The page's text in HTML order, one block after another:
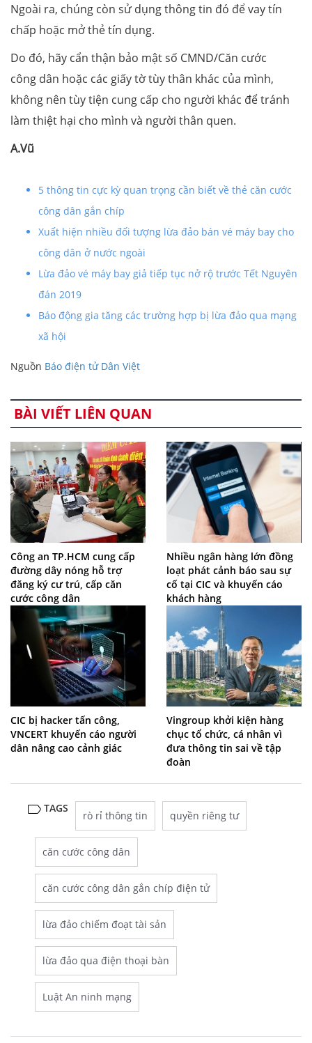
Ngoài ra, chúng còn sử dụng thông tin đó để vay tín
chấp hoặc mở thẻ tín dụng.
Do đó, hãy cẩn thận bảo mật số CMND/Căn cước
công dân hoặc các giấy tờ tùy thân khác của mình,
không nên tùy tiện cung cấp cho người khác để tránh
làm thiệt hại cho mình và người thân quen.
A.Vũ
5 thông tin cực kỳ quan trọng cần biết về thẻ căn cước
công dân gắn chíp
Xuất hiện nhiều đối tượng lừa đảo bán vé máy bay cho
công dân ở nước ngoài
Lừa đảo vé máy bay giả tiếp tục nở rộ trước Tết Nguyên
đán 2019
Báo động gia tăng các trường hợp bị lừa đảo qua mạng
xã hội
Nguồn Báo điện tử Dân Việt
BÀI VIẾT LIÊN QUAN
Công an TP.HCM cung cấp
đường dây nóng hỗ trợ
đăng ký cư trú, cấp căn
cước công dân
Nhiều ngân hàng lớn đồng
loạt phát cảnh báo sau sự
cố tại CIC và khuyến cáo
khách hàng
CIC bị hacker tấn công,
VNCERT khuyến cáo người
dân nâng cao cảnh giác
Vingroup khởi kiện hàng
chục tổ chức, cá nhân vì
đưa thông tin sai về tập
đoàn
TAGS
rò rỉ thông tin quyền riêng tư
căn cước công dân
căn cước công dân gắn chíp điện tử
lừa đảo chiếm đoạt tài sản
lừa đảo qua điện thoại bàn
Luật An ninh mạng